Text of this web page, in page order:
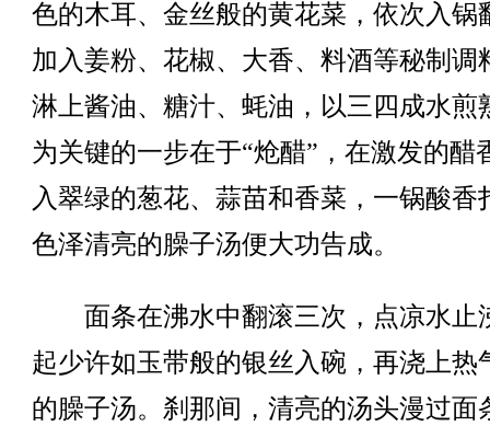
色的木耳、金丝般的黄花菜，依次入锅
加入姜粉、花椒、大香、料酒等秘制调
淋上酱油、糖汁、蚝油，以三四成水煎
为关键的一步在于“炝醋”，在激发的醋
入翠绿的葱花、蒜苗和香菜，一锅酸香
色泽清亮的臊子汤便大功告成。
面条在沸水中翻滚三次，点凉水止
起少许如玉带般的银丝入碗，再浇上热
的臊子汤。刹那间，清亮的汤头漫过面